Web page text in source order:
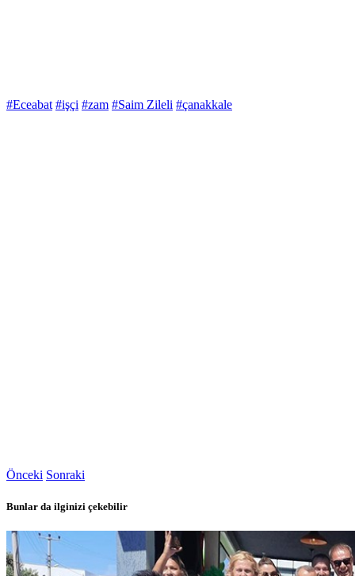
#Eceabat #işçi #zam #Saim Zileli #çanakkale
Önceki Sonraki
Bunlar da ilginizi çekebilir